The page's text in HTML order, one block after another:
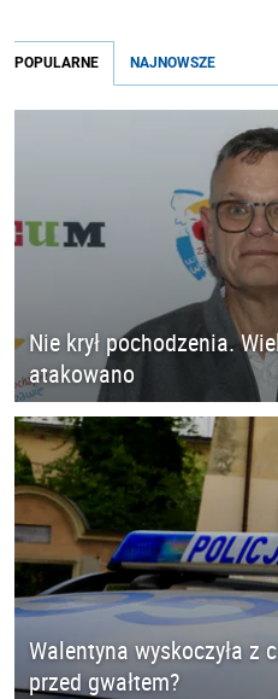
POPULARNE NAJNOWSZE
Nie krył pochodzenia.
atakowano
Walentyna wyskoczyła z
przed gwałtem?